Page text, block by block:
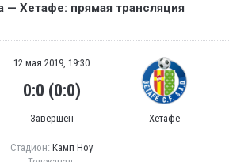
— Хетафе: прямая трансляция
12 мая 2019, 19:30
0:0 (0:0)
Завершен Хетафе
Стадион: Камп Ноу